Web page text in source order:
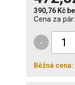
390,76 Kč
Cena za
-
Běžná cena: